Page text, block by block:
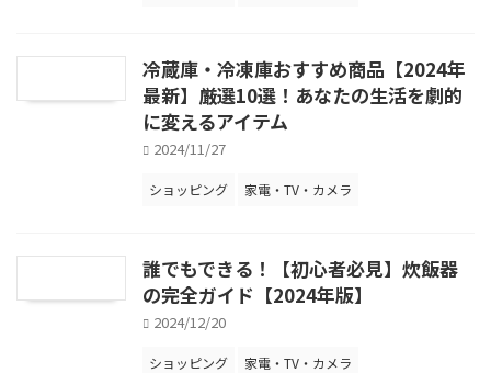
冷蔵庫・冷凍庫おすすめ商品【2024年
最新】厳選10選！あなたの生活を劇的
に変えるアイテム
2024/11/27
ショッピング 家電・TV・カメラ
誰でもできる！【初心者必見】炊飯器
の完全ガイド【2024年版】
2024/12/20
ショッピング 家電・TV・カメラ